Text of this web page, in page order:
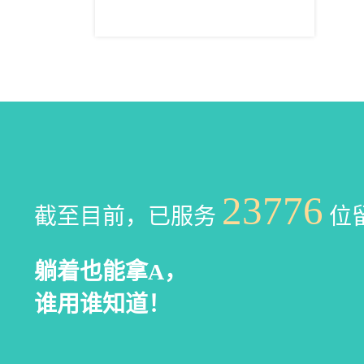
截至目前，已服务 23776 位
躺着也能拿A，
谁用谁知道！